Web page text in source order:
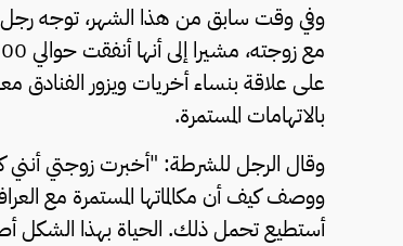
وفي وقت سابق من هذا الشهر، توجه رجل
على علاقة بنساء أخريات ويزور الفنادق
بالاتهامات المستمرة.
وقال الرجل للشرطة: "أخبرت زوجتي أنني
ووصف كيف أن مكالماتها المستمرة مع
أستطيع تحمل ذلك. الحياة بهذا الشكل